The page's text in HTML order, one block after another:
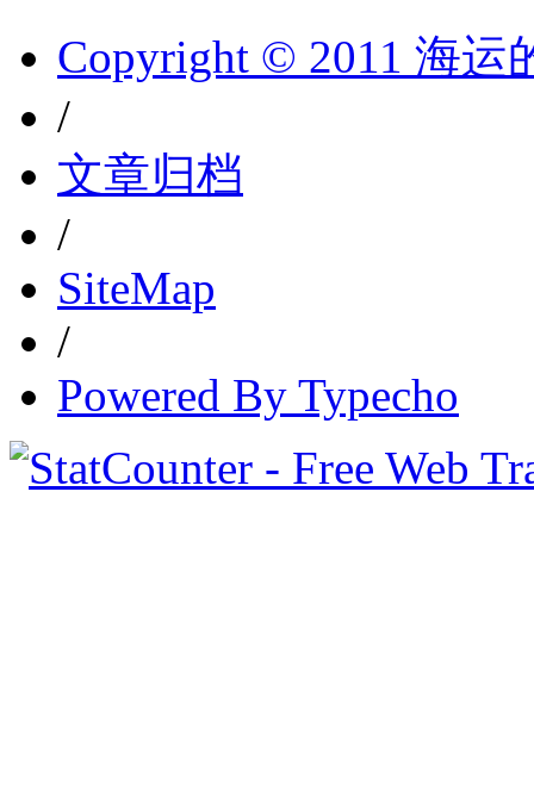
Copyright © 2011 海运
/
文章归档
/
SiteMap
/
Powered By Typecho